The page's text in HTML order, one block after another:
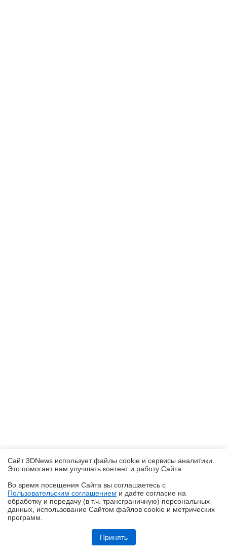
Обзор HUAWEI MatePad SE 11" (2026): тонкий металлический
планшет с раритетной начинкой
Сайт 3DNews использует файлы cookie и сервисы аналитики.
Это помогает нам улучшать контент и работу Cайта.
Во время посещения Cайта вы соглашаетесь с
Пользовательским соглашением и даёте согласие на
обработку и передачу (в т.ч. трансграничную) персональных
данных, использование Cайтом файлов cookie и метрических
программ.
Принять